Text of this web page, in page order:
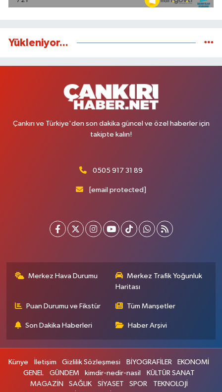
Yükleniyor...
Çankırı ve Türkiye'den son dakika güncel ve özel haberler için
takipte kalın!
0505 917 31 89
[email protected]
Merkez Hava Durumu
Merkez Trafik Yoğunluk
Haritası
Puan Durumu ve Fikstür Tüm Manşetler
Son Dakika Haberleri Haber Arşivi
Künye İletişim Gizlilik Sözleşmesi BİYOGRAFİLER
EKONOMİ
GENEL
GÜNDEM kimdir-nedir-nasil
KÜLTÜR SANAT
MAGAZİN
SAĞLIK SİYASET SPOR
TEKNOLOJİ